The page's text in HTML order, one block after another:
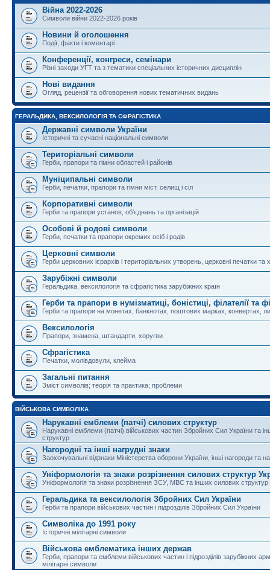
Війна 2022-2026
Символи війни 2022-2026 років
Новини й оголошення
Події, факти і коментарі
Конференції, конгреси, семінари
Різні заходи УГТ та з тематики спеціальних історичних дисциплін
Нові видання
Огляд, рецензії та обговорення нових тематичних видань
ГЕРАЛЬДИКА, ВЕКСИЛОЛОГІЯ ТА СФРАГІСТИКА
Державні символи України
Історичні та сучасні національні символи
Територіальні символи
Герби, прапори та гімни областей і районів
Муніципальні символи
Герби, печатки, прапори та гімни міст, селищ і сіл
Корпоративні символи
Герби та прапори установ, об'єднань та організацій
Особові й родові символи
Герби, печатки та прапори окремих осіб і родів
Церковні символи
Герби церковних ієрархів і територіальних утворень, церковні печатки та
Зарубіжні символи
Геральдика, вексилологія та сфрагістика зарубіжних країн
Герби та прапори в нумізматиці, боністиці, філателії та
Герби та прапори на монетах, банкнотах, поштових марках, конвертах,
Вексилологія
Прапори, знамена, штандарти, хоругви
Сфрагістика
Печатки, молівдовули, клейма
Загальні питання
Зміст символів; теорія та практика; проблеми
ВІЙСЬКОВА СИМВОЛІКА
Нарукавні емблеми (патчі) силових структур
Нарукавні емблеми (патчі) військових частин Збройних Сил України та
структур
Нагородні та інші нагрудні знаки
Заохочувальні відзнаки Міністерства оборони України, інші нагороди та
Уніформологія та знаки розрізнення силових структур
Уніформологія та знаки розрізнення ЗСУ, МВС та інших силових структур
Геральдика та вексилологія Збройних Сил України
Герби та прапори військових частин і підрозділів Збройних Сил України
Символіка до 1991 року
Історичні мілітарні символи
Військова емблематика інших держав
Герби, прапори та емблеми військових частин і підрозділів зарубіжних
мілітарні символи